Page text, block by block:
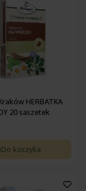
HERBATKA
20 saszetek
Do koszyka